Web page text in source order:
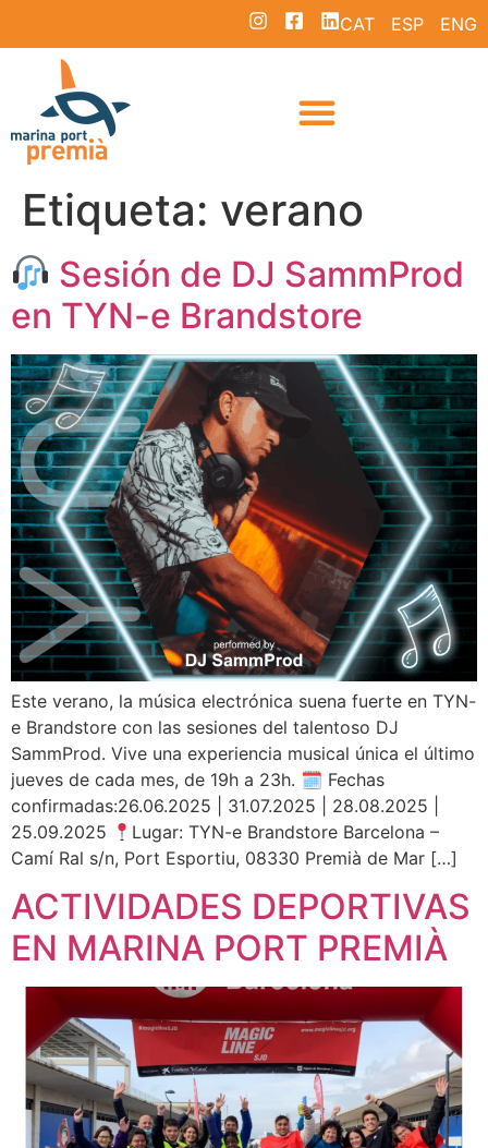
CAT ESP ENG
Etiqueta: verano
Sesión de DJ SammProd
en TYN-e Brandstore
Este verano, la música electrónica suena fuerte en TYN-
e Brandstore con las sesiones del talentoso DJ
SammProd. Vive una experiencia musical única el último
jueves de cada mes, de 19h a 23h. 🗓 Fechas
confirmadas:26.06.2025 | 31.07.2025 | 28.08.2025 |
25.09.2025
Lugar: TYN-e Brandstore Barcelona –
Camí Ral s/n, Port Esportiu, 08330 Premià de Mar […]
ACTIVIDADES DEPORTIVAS
EN MARINA PORT PREMIÀ